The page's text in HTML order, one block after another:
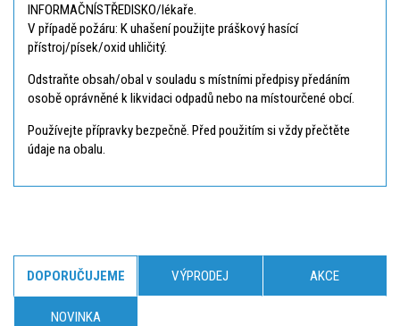
INFORMAČNÍSTŘEDISKO/lékaře.
V případě požáru: K uhašení použijte práškový hasící
přístroj/písek/oxid uhličitý.
Odstraňte obsah/obal v souladu s místními předpisy předáním
osobě oprávněné k likvidaci odpadů nebo na místourčené obcí.
Používejte přípravky bezpečně. Před použitím si vždy přečtěte
údaje na obalu.
DOPORUČUJEME VÝPRODEJ AKCE
NOVINKA